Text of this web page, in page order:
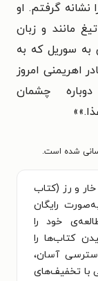
نشانه گرفتم. او
مانند و زبان
سوریل که به
اهریمنی امروز
چشمان
»
خار و رز (کتاب
رایگان
خود را
کتاب‌ها را
آسان،
با تخفیف‌های